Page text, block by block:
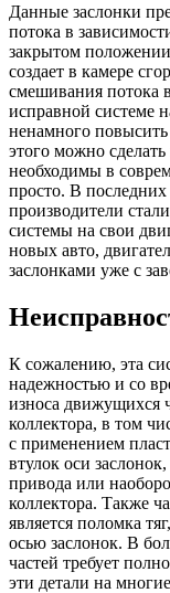
Данные заслонки
потока в
закрытом
создает в камере
смешивания потока
исправной системе
ненамного
этого можно
необходимы в
просто. В
производители
системы на свои
новых авто,
заслонками уже с
К сожалению, эта
надежностью и со
износа движущихся
коллектора, в том
с применением
втулок оси
привода или
коллектора. Также
является поломка
осью заслонок. В
частей требует
эти детали на